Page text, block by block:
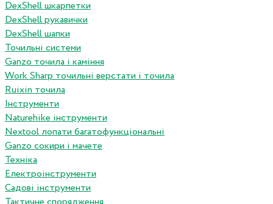
DexShell шкарпетки
DexShell рукавички
DexShell шапки
Точильні системи
Ganzo точила і каміння
Work Sharp точильні верстати і точила
Ruixin точила
Інструменти
Naturehike інструменти
Nextool лопати багатофункціональні
Ganzo сокири і мачете
Техніка
Електроінструменти
Садові інструменти